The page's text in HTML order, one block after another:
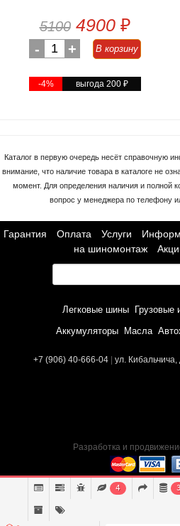
5100 4900 ₽
- 1 + В корзину
-4% выгода 200 ₽
Каталог в первую очередь несёт справочную
внимание, что наличие товара в каталоге не
момент. Для определения наличия и полной
вопрос у менеджера по телефону
Гарантия Оплата Услуги
на шиномонтаж
Легковые шины Грузовые
Аккумуляторы Масла
+7 (906) 40-666-04 | ул. Кибальчича,
Разработка и
4